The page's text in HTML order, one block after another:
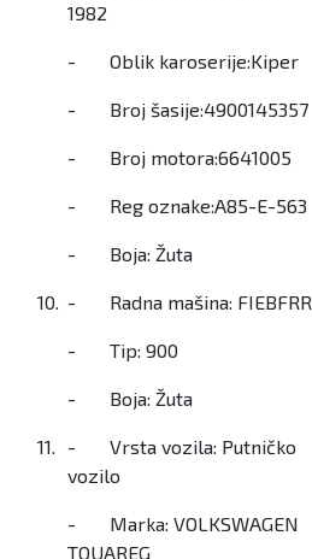
1982
- Oblik karoserije:Kiper
- Broj šasije:4900145357
- Broj motora:6641005
- Reg oznake:A85-E-563
- Boja: Žuta
10. - Radna mašina: FIEBFRR
- Tip: 900
- Boja: Žuta
11.
- Vrsta vozila: Putničko
vozilo
- Marka: VOLKSWAGEN
TOUAREG